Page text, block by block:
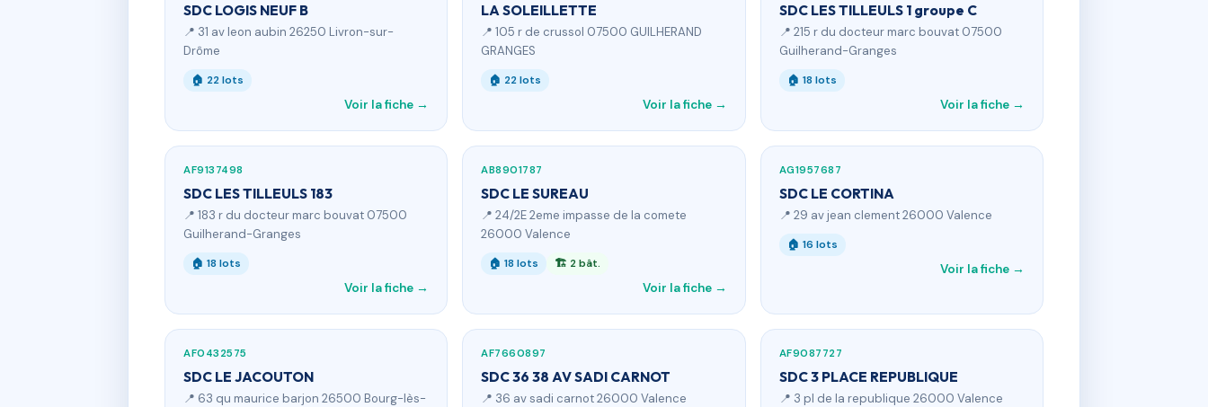
SDC LOGIS NEUF B
📍 31 av leon aubin 26250 Livron-sur-
Drôme
🏠 22 lots
Voir la fiche →
LA SOLEILLETTE
📍 105 r de crussol 07500 GUILHERAND
GRANGES
🏠 22 lots
Voir la fiche →
SDC LES TILLEULS 1 groupe C
📍 215 r du docteur marc bouvat 07500
Guilherand-Granges
🏠 18 lots
Voir la fiche →
AF9137498
SDC LES TILLEULS 183
📍 183 r du docteur marc bouvat 07500
Guilherand-Granges
🏠 18 lots
Voir la fiche →
AB8901787
SDC LE SUREAU
📍 24/2E 2eme impasse de la comete
26000 Valence
🏠 18 lots 🏗 2 bât.
Voir la fiche →
AG1957687
SDC LE CORTINA
📍 29 av jean clement 26000 Valence
🏠 16 lots
Voir la fiche →
AF0432575
SDC LE JACOUTON
📍 63 qu maurice barjon 26500 Bourg-lès-
AF7660897
SDC 36 38 AV SADI CARNOT
📍 36 av sadi carnot 26000 Valence
AF9087727
SDC 3 PLACE REPUBLIQUE
📍 3 pl de la republique 26000 Valence